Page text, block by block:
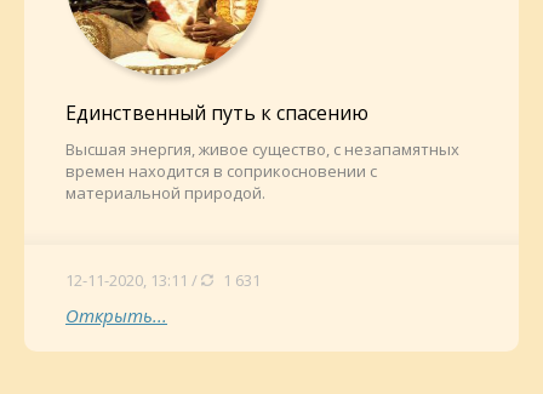
Единственный путь к спасению
Высшая энергия, живое существо, с незапамятных
времен находится в соприкосновении с
материальной природой.
12-11-2020, 13:11 / 1 631
Открыть...